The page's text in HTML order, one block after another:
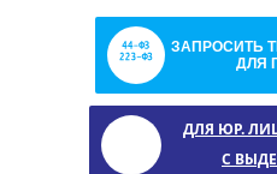
ЗАПРОСИТЬ
ДЛЯ
ДЛЯ ЮР.
С